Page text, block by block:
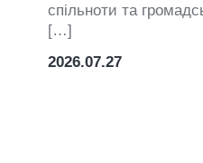
спільноти та
[…]
2026.07.27